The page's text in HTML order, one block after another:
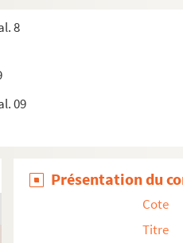
8
09
Rivière ».
Sauguet.
Jean-Claude Reynal, Kenji
».
Carrouges
écrivain
Présentation du
Cote
Titre